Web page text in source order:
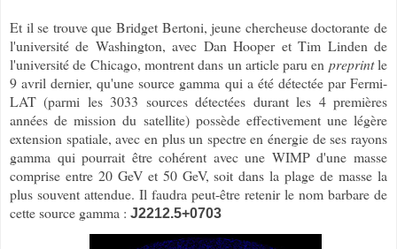
Et il se trouve que Bridget Bertoni, jeune chercheuse doctorante de
l'université de Washington, avec Dan Hooper et Tim Linden de
l'université de Chicago, montrent dans un article paru en preprintle
9 avril dernier, qu'une source gamma qui a été détectée par Fermi-
LAT (parmi les 3033 sources détectées durant les 4 premières
années de mission du satellite) possède effectivement une légère
extension spatiale, avec en plus un spectre en énergie de ses rayons
gamma qui pourrait être cohérent avec une WIMP d'une masse
comprise entre 20 GeV et 50 GeV, soit dans la plage de masse la
plus souvent attendue. Il faudra peut-être retenir le nom barbare de
cette source gamma : J2212.5+0703